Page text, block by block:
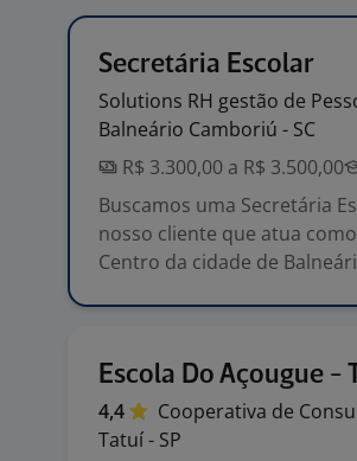
Secretária Escolar
Solutions RH gestão de
Balneário Camboriú - SC
R$ 3.300,00 a R$ 3.500,00
Buscamos uma Secretária
nosso cliente que atua
Centro da cidade de
Escola Do Açougue -
4,4 Cooperativa de
Tatuí - SP